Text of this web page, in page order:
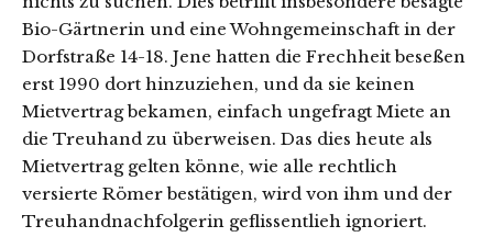
Bio-Gärtnerin und eine Wohngemeinschaft in der
Dorfstraße 14-18. Jene hatten die Frechheit beseßen
erst 1990 dort hinzuziehen, und da sie keinen
Mietvertrag bekamen, einfach ungefragt Miete an
die Treuhand zu überweisen. Das dies heute als
Mietvertrag gelten könne, wie alle rechtlich
versierte Römer bestätigen, wird von ihm und der
Treuhandnachfolgerin geflissentlieh ignoriert.